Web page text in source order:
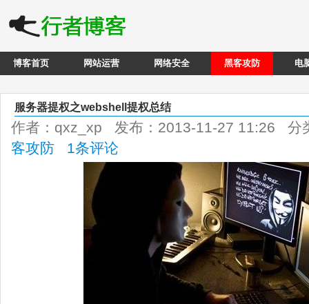
博客首页 网站运营 网络安全 黑客攻防 电
服务器提权之webshell提权总结
作者：qxz_xp 发布：2013-11-27 11:26 分
客攻防
1条评论